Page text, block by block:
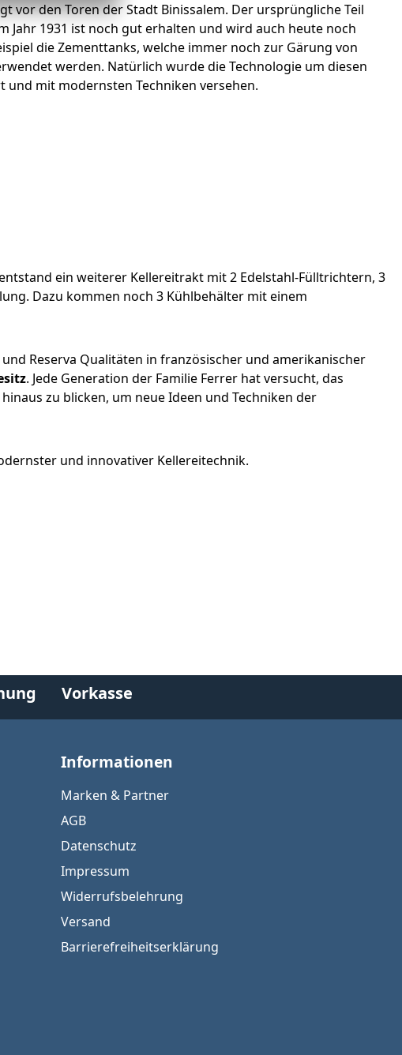
vor den Toren der Stadt Binissalem. Der ursprüngliche Teil
Jahr 1931 ist noch gut erhalten und wird auch heute noch
die Zementtanks, welche immer noch zur Gärung von
werden. Natürlich wurde die Technologie um diesen
und mit modernsten Techniken versehen.
ein weiterer Kellereitrakt mit 2 Edelstahl-Fülltrichtern, 3
Dazu kommen noch 3 Kühlbehälter mit einem
Reserva Qualitäten in französischer und amerikanischer
. Jede Generation der Familie Ferrer hat versucht, das
zu blicken, um neue Ideen und Techniken der
und innovativer Kellereitechnik.
Vorkasse
Informationen
Marken & Partner
AGB
Datenschutz
Impressum
Widerrufsbelehrung
Versand
Barrierefreiheitserklärung